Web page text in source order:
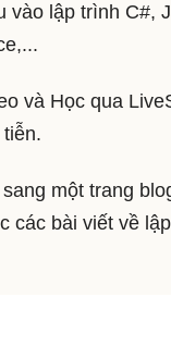
lập trình C#,
và Học qua
một trang
các bài viết về